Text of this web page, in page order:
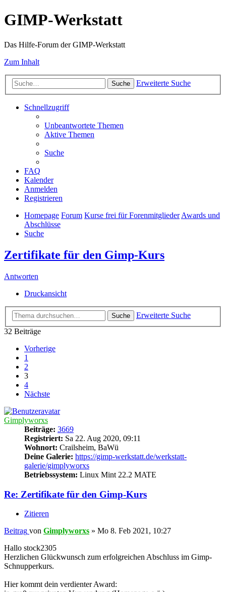
GIMP-Werkstatt
Das Hilfe-Forum der GIMP-Werkstatt
Zum Inhalt
Suche Erweiterte Suche
Schnellzugriff
Unbeantwortete Themen
Aktive Themen
Suche
FAQ
Kalender
Anmelden
Registrieren
Homepage Forum Kurse frei für ForenmitgliederAwards und
Abschlüsse
Suche
Zertifikate für den Gimp-Kurs
Antworten
Druckansicht
Suche
Erweiterte Suche
32 Beiträge
Vorherige
1
2
3
4
Nächste
Gimplyworxs
Beiträge: 3669
Registriert: Sa 22. Aug 2020, 09:11
Wohnort: Crailsheim, BaWü
Deine Galerie: https://gimp-werkstatt.de/werkstatt-
galerie/gimplyworxs
Betriebssystem: Linux Mint 22.2 MATE
Re: Zertifikate für den Gimp-Kurs
Zitieren
Beitrag von Gimplyworxs » Mo 8. Feb 2021, 10:27
Hallo stock2305
Herzlichen Glückwunsch zum erfolgreichen Abschluss im Gimp-
Schnupperkurs.
Hier kommt dein verdienter Award: